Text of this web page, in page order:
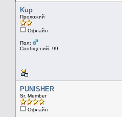
Kup
Прохожий
Офлайн
Пол:
Сообщений: 99
PUNISHER
Sr. Member
Офлайн